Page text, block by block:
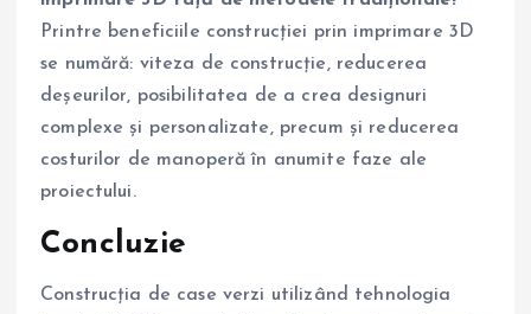
Printre beneficiile construcției prin imprimare 3D
se numără: viteza de construcție, reducerea
deșeurilor, posibilitatea de a crea designuri
complexe și personalizate, precum și reducerea
costurilor de manoperă în anumite faze ale
proiectului.
Concluzie
Construcția de case verzi utilizând tehnologia